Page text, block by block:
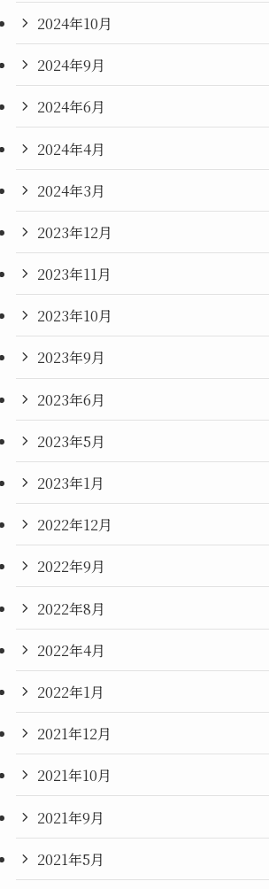
2024年10月
2024年9月
2024年6月
2024年4月
2024年3月
2023年12月
2023年11月
2023年10月
2023年9月
2023年6月
2023年5月
2023年1月
2022年12月
2022年9月
2022年8月
2022年4月
2022年1月
2021年12月
2021年10月
2021年9月
2021年5月